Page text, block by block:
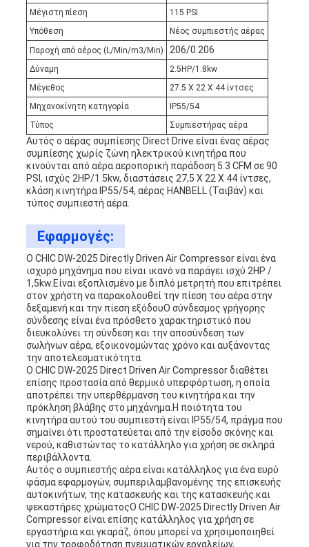
Μέγιστη πίεση
115 PSI
Υπόθεση
Νέος συμπιεστής αέρας
Παροχή από αέρος (L/Min/m3/Min)
206/0.206
Δύναμη
2.5HP/1.8kw
Μέγεθος
27.5 X 22 X 44 ίντσες
Μηχανοκίνητη κατηγορία
IP55/54
Τύπος
Συμπιεστήρας αέρα
Αυτός ο αέρας συμπίεσης Direct Drive είναι ένας αέρας
συμπίεσης χωρίς ζώνη ηλεκτρικού κινητήρα που
κινούνται από αέρα.αεροπορική παράδοση 5.3 CFM σε 90
PSI, ισχύς 2HP/1.5kw, διαστάσεις 27,5 X 22 X 44 ίντσες,
κλάση κινητήρα IP55/54, αέρας HANBELL (Ταιβάν) και
τύπος συμπιεστή αέρα.
Εφαρμογές:
Ο CHIC DW-2025 Directly Driven Air Compressor είναι ένα
ισχυρό μηχάνημα που είναι ικανό να παράγει ισχύ 2HP /
1,5kw.Είναι εξοπλισμένο με διπλό μετρητή που επιτρέπει
στον χρήστη να παρακολουθεί την πίεση του αέρα στην
δεξαμενή και την πίεση εξόδουΟ σύνδεσμος γρήγορης
σύνδεσης είναι ένα πρόσθετο χαρακτηριστικό που
διευκολύνει τη σύνδεση και την αποσύνδεση των
σωλήνων αέρα, εξοικονομώντας χρόνο και αυξάνοντας
την αποτελεσματικότητα.
Ο CHIC DW-2025 Direct Driven Air Compressor διαθέτει
επίσης προστασία από θερμικό υπερφόρτωση, η οποία
αποτρέπει την υπερθέρμανση του κινητήρα και την
πρόκληση βλάβης στο μηχάνημα.Η ποιότητα του
κινητήρα αυτού του συμπιεστή είναι IP55/54, πράγμα που
σημαίνει ότι προστατεύεται από την είσοδο σκόνης και
νερού, καθιστώντας το κατάλληλο για χρήση σε σκληρά
περιβάλλοντα.
Αυτός ο συμπιεστής αέρα είναι κατάλληλος για ένα ευρύ
φάσμα εφαρμογών, συμπεριλαμβανομένης της επισκευής
αυτοκινήτων, της κατασκευής και της κατασκευής.και
ψεκαστήρες χρώματοςΟ CHIC DW-2025 Directly Driven Air
Compressor είναι επίσης κατάλληλος για χρήση σε
εργαστήρια και γκαράζ, όπου μπορεί να χρησιμοποιηθεί
για την τροφοδότηση πνευματικών εργαλείων,